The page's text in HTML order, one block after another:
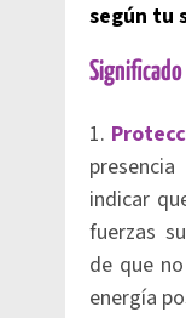
según tu
1.
indicar
fuerzas
de que
energía